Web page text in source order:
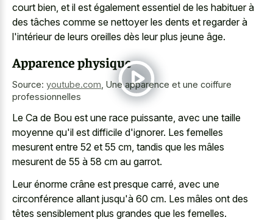
court bien, et il est également essentiel de les habituer à
des tâches comme se nettoyer les dents et regarder à
l'intérieur de leurs oreilles dès leur plus jeune âge.
Apparence physique
Source: youtube.com Une apparence et une coiffure
professionnelles
Le Ca de Bou est une race puissante, avec une taille
moyenne qu'il est difficile d'ignorer. Les femelles
mesurent entre 52 et 55 cm, tandis que les mâles
mesurent de 55 à 58 cm au garrot.
Leur énorme crâne est presque carré, avec une
circonférence allant jusqu'à 60 cm. Les mâles ont des
têtes sensiblement plus grandes que les femelles.